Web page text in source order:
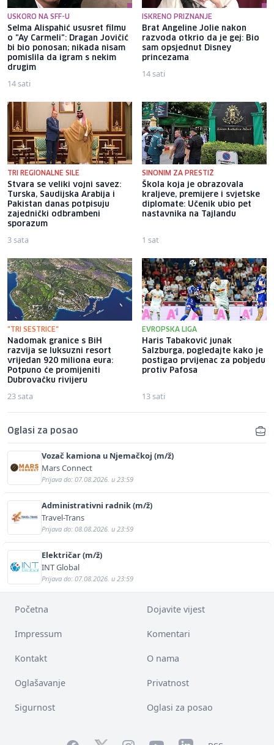
USKORO NA SFF-U
Selma Alispahić ususret filmu
o "Ay Carmeli": Dragan Jovičić
bi bio ponosan; nikada nisam
pomislila da igram s nekim
drugim
14 sati
ISKRENO PRIZNANJE
Brat Angeline Jolie nakon
razvoda otkrio da je gej: Bio
sam opsjednut Disney
princezama
14 sati
TRI REGIONALNE SILE
Stvara se veliki vojni savez:
Turska, Saudijska Arabija i
Pakistan danas potpisuju
zajednički odbrambeni
sporazum
3 sata
SINONIM ZA PRESTIŽ
Škola koja je obrazovala
kraljeve, premijere i svjetske
diplomate: Učenik ubio pet
nastavnika na Tajlandu
1 sat
"TRI SESTRICE"
Nadomak granice s BiH
razvija se luksuzni resort
vrijedan 920 miliona eura:
Potpuno će promijeniti
Dubrovačku rivijeru
23 sata
EVROPSKA LIGA
Haris Tabaković junak
Salzburga, pogledajte kako je
postigao prvijenac za pobjedu
protiv Pafosa
13 sati
Oglasi za posao
Vozač kamiona u Njemačkoj (m/ž)
Mars Connect
Prijava do: 07.08.2026. u 23:59
Administrativni radnik (m/ž)
Travel-Trans
Prijava do: 08.08.2026. u 23:59
Električar (m/ž)
INT Global
Prijava do: 07.08.2026. u 23:59
Početna Dojavite vijest
Impressum Komentari
Kontakt O nama
Oglašavanje Privatnost
Sigurnost Oglasi za posao